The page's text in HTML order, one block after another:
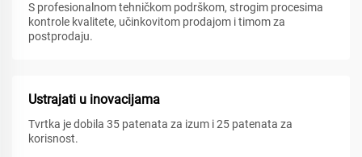
S profesionalnom tehničkom podrškom, strogim procesima
kontrole kvalitete, učinkovitom prodajom i timom za
postprodaju.
Ustrajati u inovacijama
Tvrtka je dobila 35 patenata za izum i 25 patenata za
korisnost.